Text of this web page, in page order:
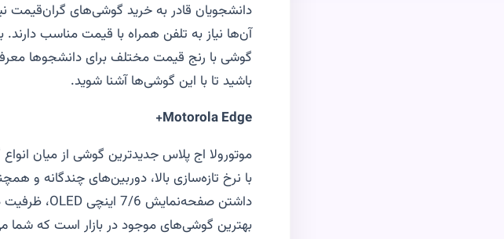
دانشجویان قادر به خرید گوشی‌های گران‌قیمت
آن‌ها نیاز به تلفن همراه با قیمت مناسب
گوشی با رنج قیمت مختلف برای دانشجوها
باشید تا با این گوشی‌ها آشنا شوید.
Motorola Edge+
موتورولا اج پلاس جدیدترین گوشی از میان
داشتن صفحه‌نمایش 7/6 اینچی
بهترین گوشی‌های موجود در بازار است که شما